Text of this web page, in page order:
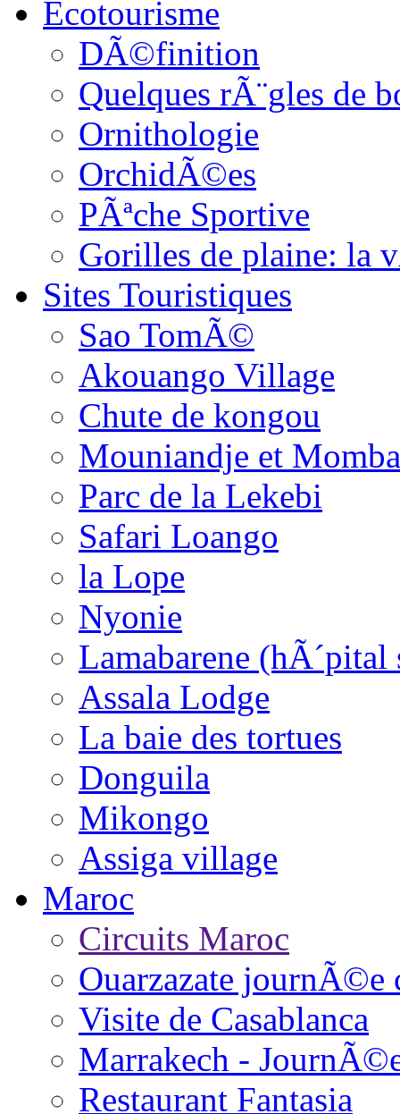
Ecotourisme
DÃ©finition
Quelques rÃ¨gles de
Ornithologie
OrchidÃ©es
PÃªche Sportive
Gorilles de plaine:
Sites Touristiques
Sao TomÃ©
Akouango Village
Chute de kongou
Mouniandje et
Parc de la Lekebi
Safari Loango
la Lope
Nyonie
Lamabarene (hÃ´pital
Assala Lodge
La baie des tortues
Donguila
Mikongo
Assiga village
Maroc
Circuits Maroc
Ouarzazate journÃ©e
Visite de Casablanca
Marrakech -
Restaurant Fantasia